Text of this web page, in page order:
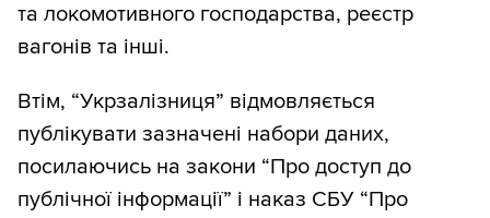
та локомотивного господарства, реєстр
вагонів та інші.
Втім, “Укрзалізниця” відмовляється
публікувати зазначені набори даних,
посилаючись на закони “Про доступ до
публічної інформації” і наказ СБУ “Про